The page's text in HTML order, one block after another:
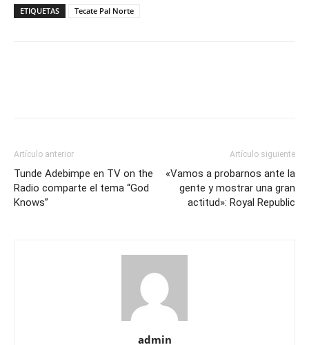
ETIQUETAS Tecate Pal Norte
Artículo anterior
Tunde Adebimpe en TV on the
Radio comparte el tema “God
Knows”
Artículo siguiente
«Vamos a probarnos ante la
gente y mostrar una gran
actitud»: Royal Republic
admin